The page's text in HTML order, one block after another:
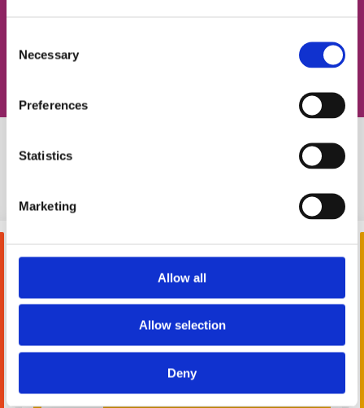
Selection
Necessary
Preferences
Statistics
Marketing
Allow all
Allow selection
Deny
Похожие статьи